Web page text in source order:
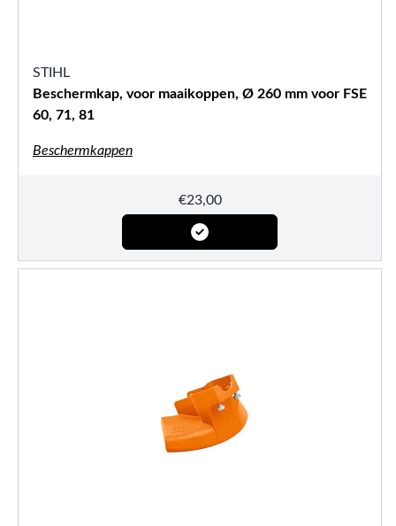
STIHL
Beschermkap, voor maaikoppen, Ø 260 mm voor FSE
60, 71, 81
Beschermkappen
€23,00